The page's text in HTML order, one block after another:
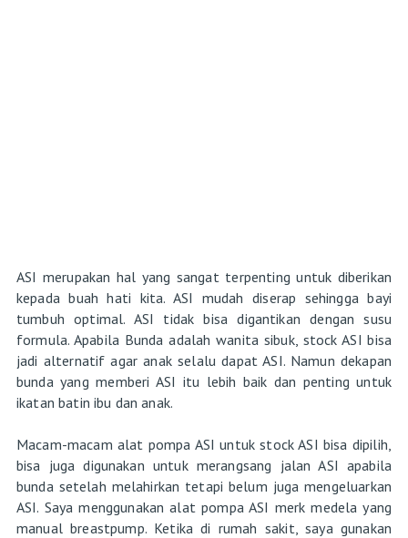
ASI merupakan hal yang sangat terpenting untuk diberikan
kepada buah hati kita. ASI mudah diserap sehingga bayi
tumbuh optimal. ASI tidak bisa digantikan dengan susu
formula. Apabila Bunda adalah wanita sibuk, stock ASI bisa
jadi alternatif agar anak selalu dapat ASI. Namun dekapan
bunda yang memberi ASI itu lebih baik dan penting untuk
ikatan batin ibu dan anak.
Macam-macam alat pompa ASI untuk stock ASI bisa dipilih,
bisa juga digunakan untuk merangsang jalan ASI apabila
bunda setelah melahirkan tetapi belum juga mengeluarkan
ASI. Saya menggunakan alat pompa ASI merk medela yang
manual breastpump. Ketika di rumah sakit, saya gunakan